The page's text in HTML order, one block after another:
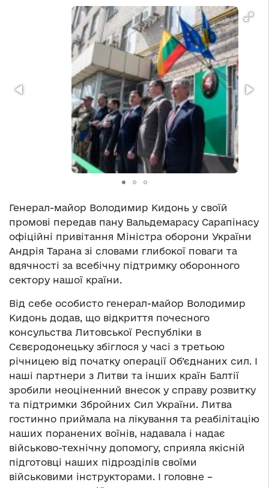
Генерал-майор Володимир Кидонь у своїй
промові передав пану Вальдемарасу Сарапінасу
офіційні привітання Міністра оборони України
Андрія Тарана зі словами глибокої поваги та
вдячності за всебічну підтримку оборонного
сектору нашої країни.
Від себе особисто генерал-майор Володимир
Кидонь додав, що відкриття почесного
консульства Литовської Республіки в
Сєвєродонецьку збіглося у часі з третьою
річницею від початку операції Об’єднаних сил. І
наші партнери з Литви та інших країн Балтії
зробили неоціненний внесок у справу розвитку
та підтримки Збройних Сил України. Литва
гостинно приймала на лікування та реабілітацію
наших поранених воїнів, надавала і надає
військово-технічну допомогу, сприяла якісній
підготовці наших підрозділів своїми
військовими інструкторами. І головне –